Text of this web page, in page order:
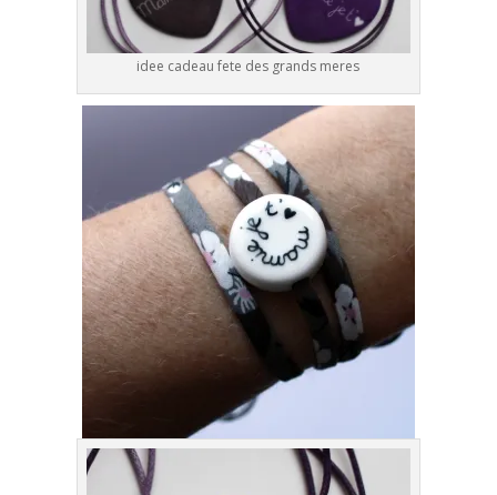
idee cadeau fete des grands meres